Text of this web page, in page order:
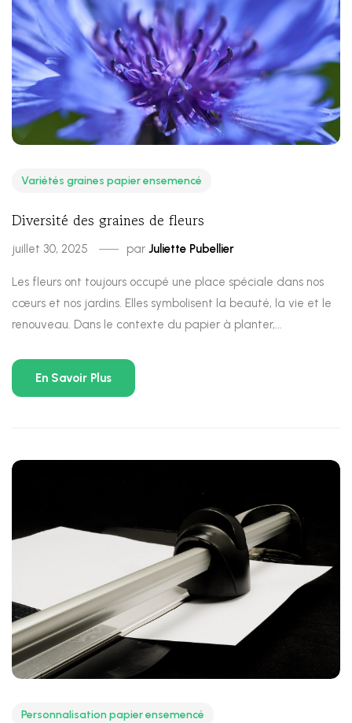
Variétés graines papier ensemencé
Diversité des graines de fleurs
juillet 30, 2025 par Juliette Pubellier
Les fleurs ont toujours occupé une place spéciale dans nos
cœurs et nos jardins. Elles symbolisent la beauté, la vie et le
renouveau. Dans le contexte du papier à planter,...
En Savoir Plus
Personnalisation papier ensemencé